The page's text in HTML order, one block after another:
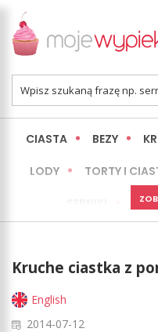
CIASTA BEZY
LODY TORTY I
LŻEJSZE /
Kruche ciastka z
English
2014-07-12